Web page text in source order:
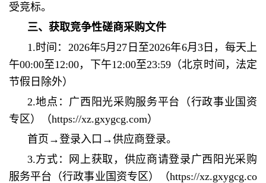
受竞标。
三、获取竞争性磋商采购文件
1.时间：2026年5月27日至2026年6月3日，每天上
午00:00至12:00，下午12:00至23:59（北京时间，法定
节假日除外）
2.地点：广西阳光采购服务平台（行政事业国资
专区）（https://xz.gxygcg.com）
首页→登录入口→供应商登录。
3.方式：网上获取，供应商请登录广西阳光采购
服务平台（行政事业国资专区）（https://xz.gxygcg.co